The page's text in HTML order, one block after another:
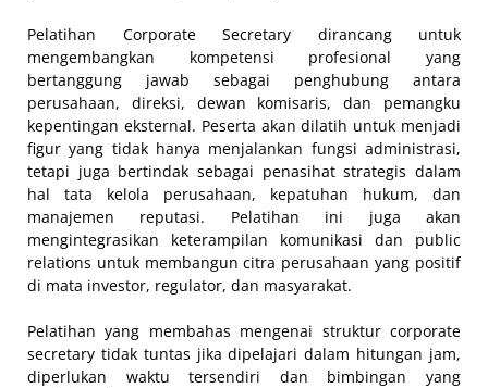
Pelatihan Corporate Secretary dirancang untuk
mengembangkan kompetensi profesional yang
bertanggung jawab sebagai penghubung antara
perusahaan, direksi, dewan komisaris, dan pemangku
kepentingan eksternal. Peserta akan dilatih untuk menjadi
figur yang tidak hanya menjalankan fungsi administrasi,
tetapi juga bertindak sebagai penasihat strategis dalam
hal tata kelola perusahaan, kepatuhan hukum, dan
manajemen reputasi. Pelatihan ini juga akan
mengintegrasikan keterampilan komunikasi dan public
relations untuk membangun citra perusahaan yang positif
di mata investor, regulator, dan masyarakat.
Pelatihan yang membahas mengenai struktur corporate
secretary tidak tuntas jika dipelajari dalam hitungan jam,
diperlukan waktu tersendiri dan bimbingan yang